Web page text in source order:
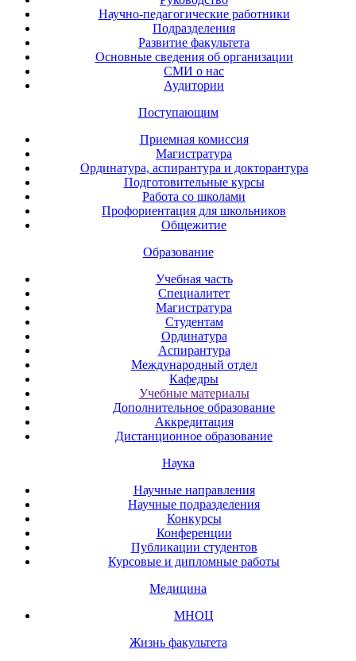
Научно-педагогические работники
Подразделения
Развитие факультета
Основные сведения об организации
СМИ о нас
Аудитории
Поступающим
Приемная комиссия
Магистратура
Ординатура, аспирантура и докторантура
Подготовительные курсы
Работа со школами
Профориентация для школьников
Общежитие
Образование
Учебная часть
Специалитет
Магистратура
Студентам
Ординатура
Аспирантура
Международный отдел
Кафедры
Учебные материалы
Дополнительное образование
Аккредитация
Дистанционное образование
Наука
Научные направления
Научные подразделения
Конкурсы
Конференции
Публикации студентов
Курсовые и дипломные работы
Медицина
МНОЦ
Жизнь факультета